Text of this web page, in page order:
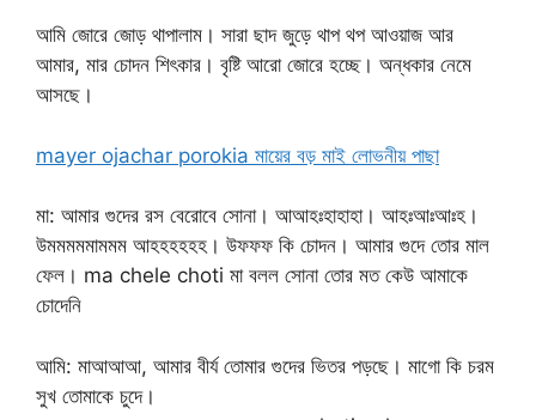
আমি জোরে জোড় থাপালাম। সারা ছাদ জুড়ে থাপ থপ আওয়াজ আর
আমার, মার চোদন শিৎকার। বৃষ্টি আরো জোরে হচ্ছে। অন্ধকার নেমে
আসছে।
mayer ojachar porokia মায়ের বড় মাই লোভনীয় পাছা
মা: আমার গুদের রস বেরোবে সোনা। আআহঃহাহাহা। আহঃআঃআঃহ।
উমমমমমামমম আহহহহহহ। উফফফ কি চোদন। আমার গুদে তোর মাল
ফেল। ma chele choti মা বলল সোনা তোর মত কেউ আমাকে
চোদেনি
আমি: মাআআআ, আমার বীর্য তোমার গুদের ভিতর পড়ছে। মাগো কি চরম
সুখ তোমাকে চুদে।